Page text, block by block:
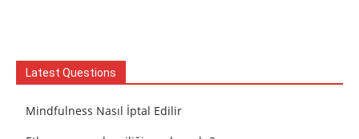
Latest Questions
Mindfulness Nasıl İptal Edilir